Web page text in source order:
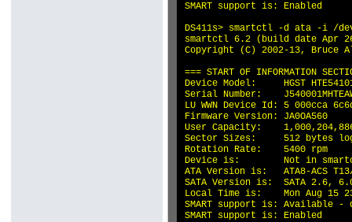
SMART support is: Enabled
DS411s> smartctl -d ata -i /
smartctl 6.2 (build date Apr
Copyright (C) 2002-13, Bruce
=== START OF INFORMATION
Device Model:     HGST
Serial Number:
LU WWN Device Id: 5 000cca
Firmware Version: JA0OA560
User Capacity:
Sector Sizes:     512 bytes
Rotation Rate:    5400 rpm
Device is:        Not in
ATA Version is:   ATA8-ACS
SATA Version is:  SATA 2.6,
Local Time is:    Mon Aug 15
SMART support is: Available -
SMART support is: Enabled